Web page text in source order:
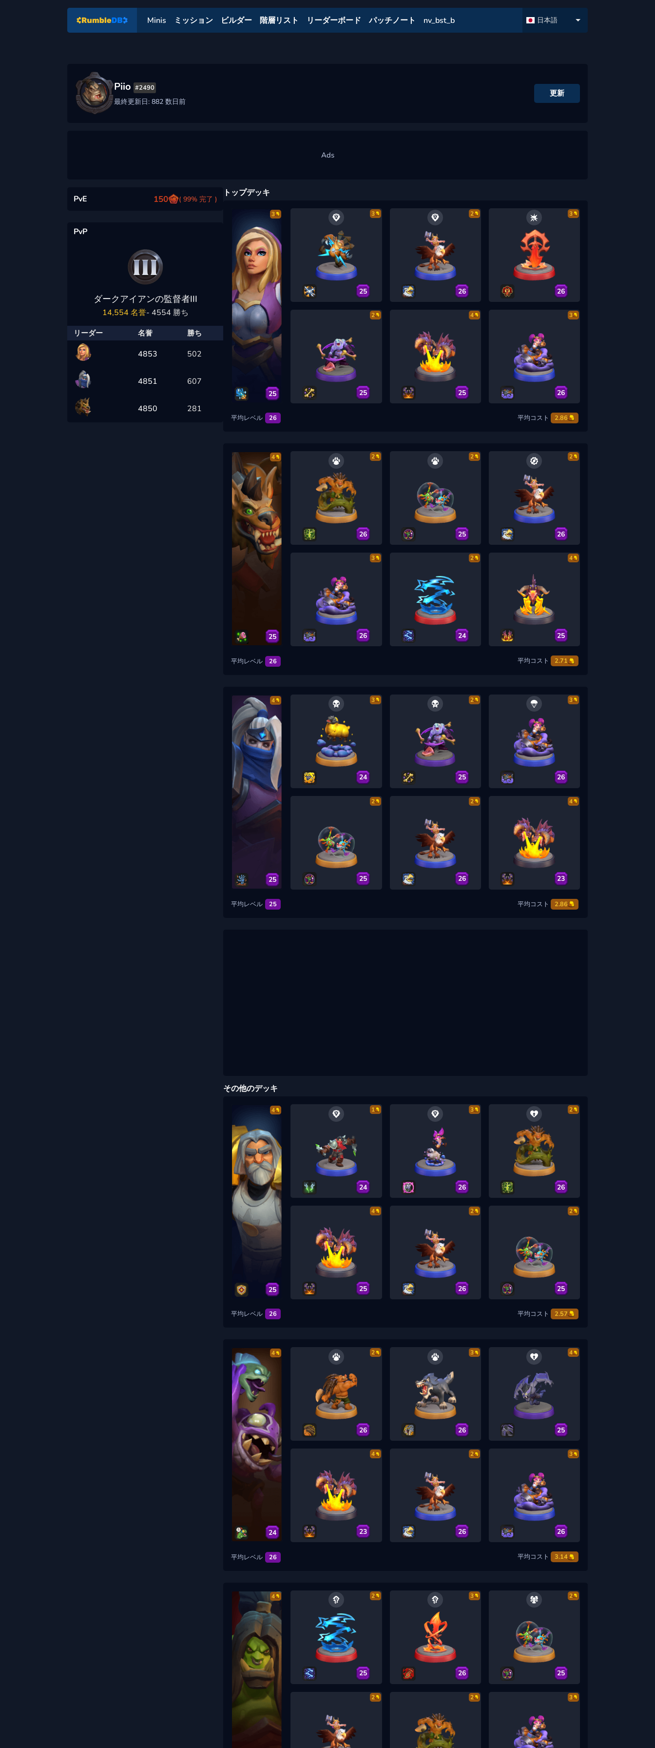
Minis ミッション ビルダー 階層リスト リーダーボード パッチノート nv_bst_b 日本語
Piio #2490
最終更新日: 882 数日前
更新
PvE 150 ( 99% 完了 )
PvP
ダークアイアンの監督者III
14,554 名誉- 4554 勝ち
リーダー 名誉 勝ち
4853 502
4851 607
4850 281
トップデッキ
3
25
3
25
2
26
3
26
2
25
4
25
3
26
平均レベル 26 平均コスト 2.86
4
25
2
26
2
25
2
26
3
26
2
24
4
25
平均レベル 26 平均コスト 2.71
4
25
3
24
2
25
3
26
2
25
2
26
4
23
平均レベル 25 平均コスト 2.86
その他のデッキ
4
25
1
24
3
26
2
26
4
25
2
26
2
25
平均レベル 26 平均コスト 2.57
4
24
2
26
3
26
4
25
4
23
2
26
3
26
平均レベル 26 平均コスト 3.14
4 2
25
3
26
2
25
2 2 3